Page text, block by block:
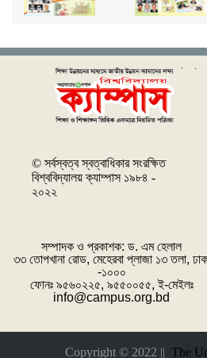
© সর্বস্বত্ব স্বত্বাধিকার সংরক্ষিত
বিশ্ববিদ্যালয় ক্যাম্পাস ১৯৮৪ -
২০২২
সম্পাদক ও প্রকাশক: ‌ড. এম হেলাল
৩৩ তোপখানা রোড, মেহেরবা প্লাজা ১৩ তলা,
-১০০০
ফোনঃ ৯৫৬০২২৫, ৯৫৫০০৫৫, ই-মেইলঃ
info@campus.org.bd
Copyright © 2022 || The